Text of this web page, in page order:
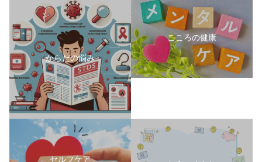
からだの悩み
こころの健康
セルフケア